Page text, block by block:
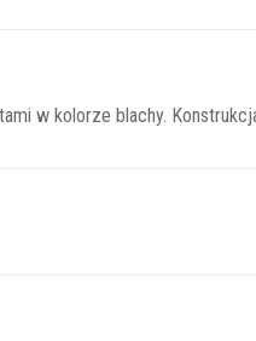
w kolorze blachy.